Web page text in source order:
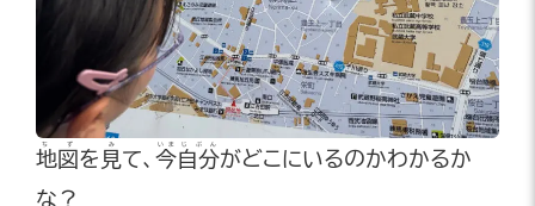
地図
ちず
を 見
み
て、 今
いま
自分
じぶん
がどこにいるのかわかるか
な？